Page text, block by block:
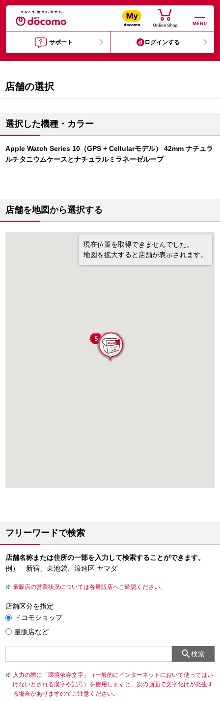
MENU
サポート ログインする
店舗の選択
選択した機種・カラー
Apple Watch Series 10（GPS + Cellularモデル） 42mm ナチュラ
ルチタニウムケースとナチュラルミラネーゼループ
店舗を地図から選択する
現在位置を取得できませんでした。
地図を拡大すると店舗が表示されます。
フリーワードで検索
店舗名称または住所の一部を入力して検索することができます。
例） 新宿、東池袋、浪速区 ヤマダ
量販店の営業状況については各量販店へご確認ください。
店舗区分を指定
ドコモショップ
量販店など
検索
入力の際に「環境依存文字」（一般的にインターネットにおいて使ってはい
けないとされる漢字や記号）を使用しますと、次の画面で文字化けが発生す
る場合がありますのでご注意ください。